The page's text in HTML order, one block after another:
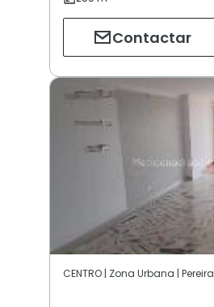
Contactar
CENTRO | Zona Urbana | Pereira